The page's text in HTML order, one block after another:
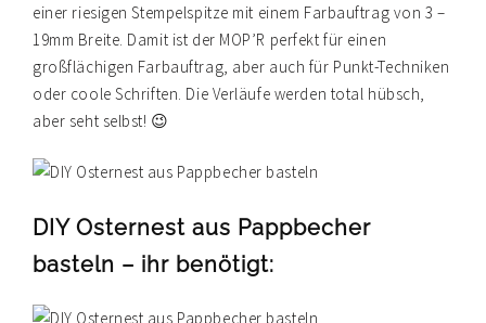
einer riesigen Stempelspitze mit einem Farbauftrag von 3 –
19mm Breite. Damit ist der MOP’R perfekt für einen
großflächigen Farbauftrag, aber auch für Punkt-Techniken
oder coole Schriften. Die Verläufe werden total hübsch,
aber seht selbst! 😉
DIY Osternest aus Pappbecher
basteln – ihr benötigt: